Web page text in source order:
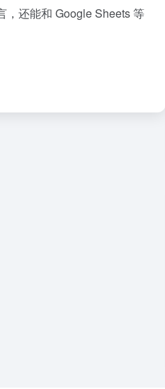
，还能和 Google Sheets 等